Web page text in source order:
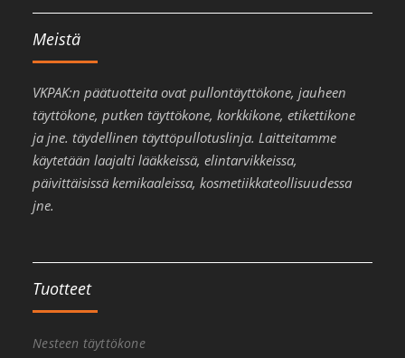
Meistä
VKPAK:n päätuotteita ovat pullontäyttökone, jauheen
täyttökone, putken täyttökone, korkkikone, etikettikone
ja jne. täydellinen täyttöpullotuslinja. Laitteitamme
käytetään laajalti lääkkeissä, elintarvikkeissa,
päivittäisissä kemikaaleissa, kosmetiikkateollisuudessa
jne.
Tuotteet
Nesteen täyttökone